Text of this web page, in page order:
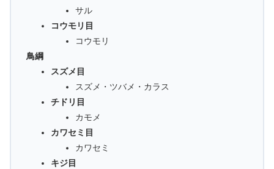
サル
コウモリ目
コウモリ
鳥綱
スズメ目
スズメ・ツバメ・カラス
チドリ目
カモメ
カワセミ目
カワセミ
キジ目